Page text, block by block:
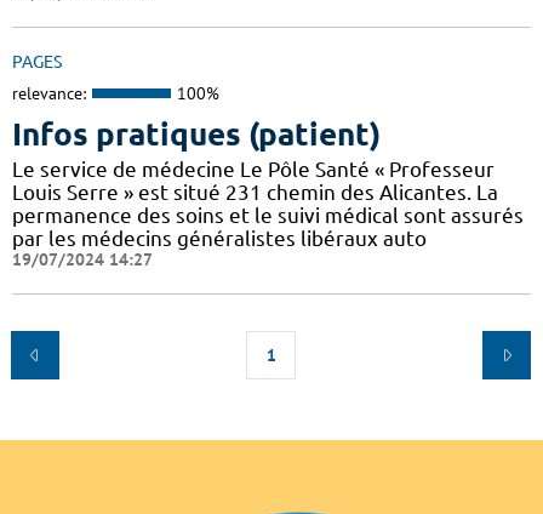
PAGES
relevance: 100%
Infos pratiques (patient)
Le service de médecine Le Pôle Santé « Professeur
Louis Serre » est situé 231 chemin des Alicantes. La
permanence des soins et le suivi médical sont assurés
par les médecins généralistes libéraux auto
19/07/2024 14:27
1